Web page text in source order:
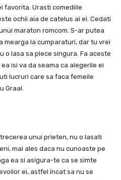
favorita. Urasti comediile
ochii aia de catelus ai ei. Cedati
maraton romcom. S-ar putea
mearga la cumparaturi, dar tu vrei
o lasa sa plece singura. Fa aceste
isi va da seama ca alegerile ei
lucruri care sa faca femeile
Graal.
unui prieten, nu o lasati
mai ales daca nu cunoaste pe
ea si asigura-te ca se simte
ei, astfel incat sa nu se